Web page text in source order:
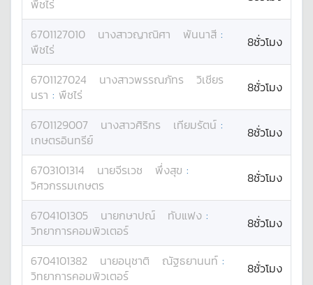
พืชไร่
6701127010 นางสาวญาณิศา พันนาสี :
พืชไร่
8ชั่วโมง
6701127024 นางสาวพรรณภัทร
วิเชียร
นรา : พืชไร่ 8ชั่วโมง
6701129007 นางสาวศิริกร เทียมรัตน์ :
เกษตรอินทรีย์
8ชั่วโมง
6703101314 นายจีรเวช พึ่งสุข :
วิศวกรรมเกษตร
8ชั่วโมง
6704101305 นายกษาปณ์ ทับแฟง :
วิทยาการคอมพิวเตอร์
8ชั่วโมง
6704101382 นายอนุชาติ ณัฐธยานนท์ :
วิทยาการคอมพิวเตอร์
8ชั่วโมง